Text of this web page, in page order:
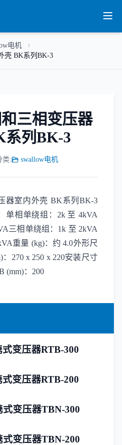
电机
壳 BK系列BK-3
三相变压器
系列BK-3
类: swallow电机
器室内外壳 BK系列BK-3
单相单绕组：2k 至 4kVA
三相单绕组：1k 至 2kVA
重量 (kg)：约 4.0外形尺
270 x 250 x 220安装尺寸
(mm)：200
变压器RTB-300
变压器RTB-200
变压器TBN-300
变压器TBN-200